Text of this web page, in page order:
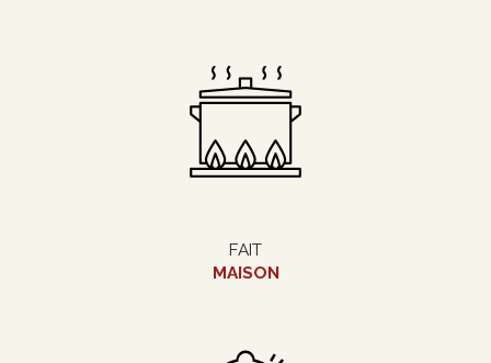
FAIT
MAISON